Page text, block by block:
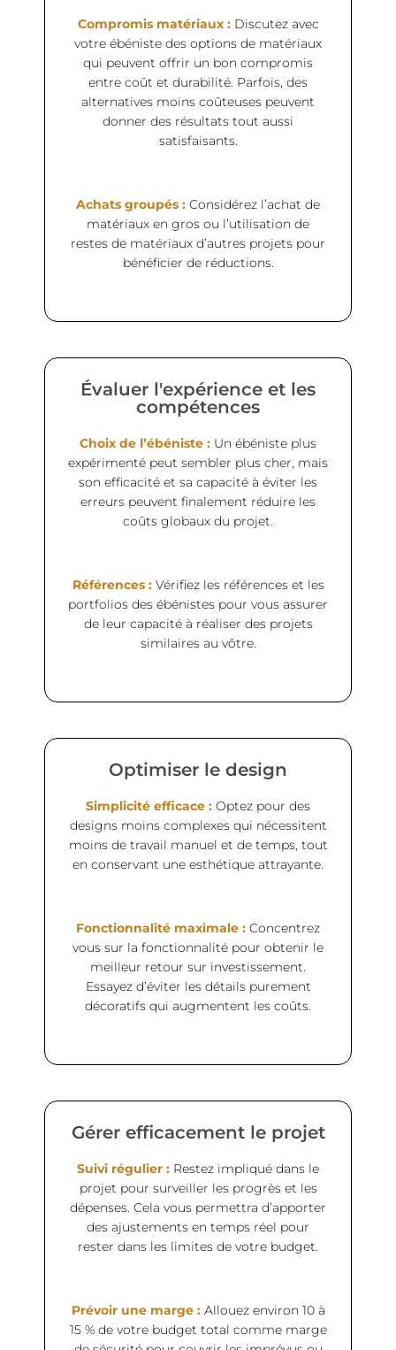
Compromis matériaux : Discutez avec
votre ébéniste des options de matériaux
qui peuvent offrir un bon compromis
entre coût et durabilité. Parfois, des
alternatives moins coûteuses peuvent
donner des résultats tout aussi
satisfaisants.
Achats groupés : Considérez l’achat de
matériaux en gros ou l’utilisation de
restes de matériaux d’autres projets pour
bénéficier de réductions.
Évaluer l'expérience et les
compétences
Choix de l’ébéniste : Un ébéniste plus
expérimenté peut sembler plus cher, mais
son efficacité et sa capacité à éviter les
erreurs peuvent finalement réduire les
coûts globaux du projet.
Références : Vérifiez les références et les
portfolios des ébénistes pour vous assurer
de leur capacité à réaliser des projets
similaires au vôtre.
Optimiser le design
Simplicité efficace : Optez pour des
designs moins complexes qui nécessitent
moins de travail manuel et de temps, tout
en conservant une esthétique attrayante.
Fonctionnalité maximale : Concentrez
vous sur la fonctionnalité pour obtenir le
meilleur retour sur investissement.
Essayez d’éviter les détails purement
décoratifs qui augmentent les coûts.
Gérer efficacement le projet
Suivi régulier : Restez impliqué dans le
projet pour surveiller les progrès et les
dépenses. Cela vous permettra d’apporter
des ajustements en temps réel pour
rester dans les limites de votre budget.
Prévoir une marge : Allouez environ 10 à
15 % de votre budget total comme marge